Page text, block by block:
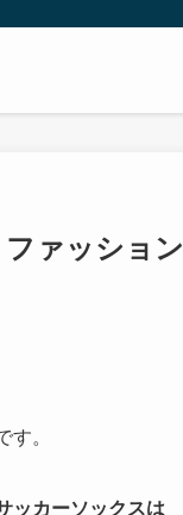
をお届けします。
ァッション
。
ッカーソックスは